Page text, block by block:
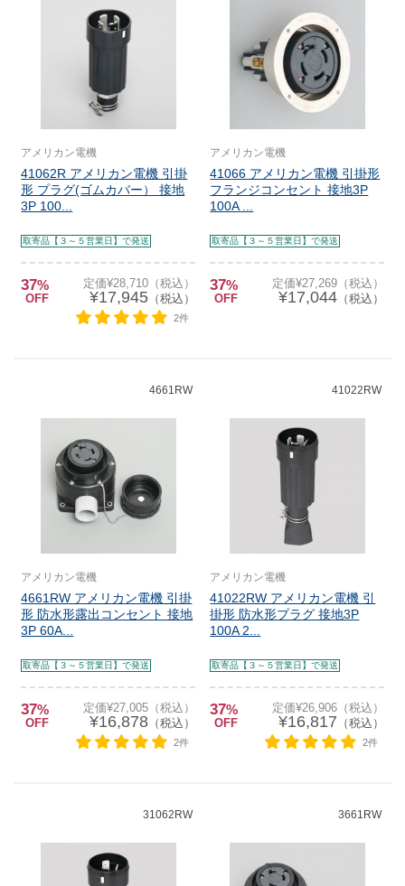
アメリカン電機
41062R アメリカン電機 引掛
形 プラグ(ゴムカバー） 接地
3P 100...
取寄品【３～５営業日】で発送
37%
OFF
定価¥28,710（税込）
¥17,945（税込）
2件
アメリカン電機
41066 アメリカン電機 引掛形
フランジコンセント 接地3P
100A ...
取寄品【３～５営業日】で発送
37%
OFF
定価¥27,269（税込）
¥17,044（税込）
4661RW
アメリカン電機
4661RW アメリカン電機 引掛
形 防水形露出コンセント 接地
3P 60A...
取寄品【３～５営業日】で発送
37%
OFF
定価¥27,005（税込）
¥16,878（税込）
2件
41022RW
アメリカン電機
41022RW アメリカン電機 引
掛形 防水形プラグ 接地3P
100A 2...
取寄品【３～５営業日】で発送
37%
OFF
定価¥26,906（税込）
¥16,817 （税込）
2件
31062RW 3661RW